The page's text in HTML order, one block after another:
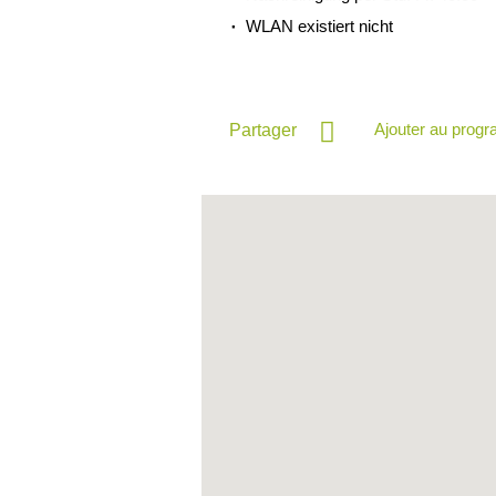
WLAN existiert nicht
Partager Ajouter au